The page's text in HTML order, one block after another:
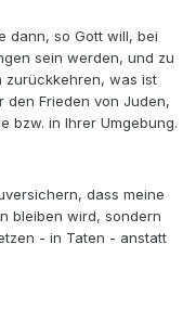
dann, so Gott will, bei
sein werden, und zu
zurückkehren, was ist
Frieden von Juden,
bzw. in Ihrer Umgebung.
dass meine
bleiben wird, sondern
- in Taten - anstatt